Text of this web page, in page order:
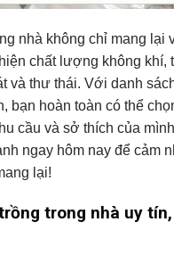
nhà không chỉ mang lại
chất lượng không khí,
và thư thái. Với danh
bạn hoàn toàn có thể
cầu và sở thích của
ngay hôm nay để cảm
lại!
trong nhà uy